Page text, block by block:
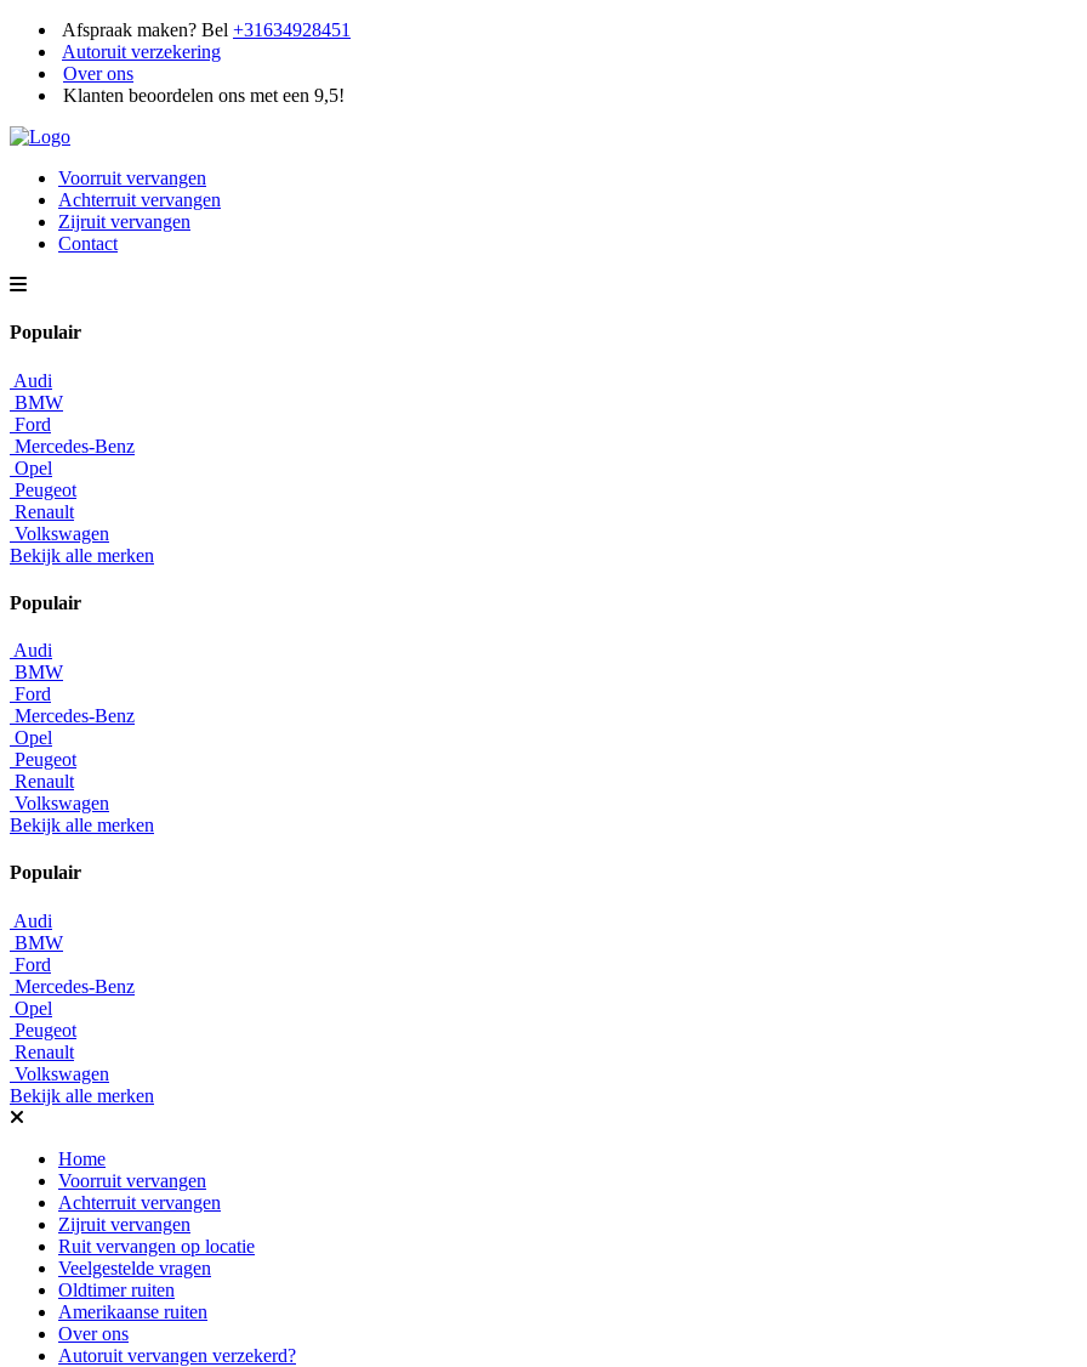
Afspraak maken? Bel +31634928451
Autoruit verzekering
Over ons
Klanten beoordelen ons met een 9,5!
Voorruit vervangen
Achterruit vervangen
Zijruit vervangen
Contact
Populair
Audi
BMW
Ford
Mercedes-Benz
Opel
Peugeot
Renault
Volkswagen
Bekijk alle merken
Populair
Audi
BMW
Ford
Mercedes-Benz
Opel
Peugeot
Renault
Volkswagen
Bekijk alle merken
Populair
Audi
BMW
Ford
Mercedes-Benz
Opel
Peugeot
Renault
Volkswagen
Bekijk alle merken
Home
Voorruit vervangen
Achterruit vervangen
Zijruit vervangen
Ruit vervangen op locatie
Veelgestelde vragen
Oldtimer ruiten
Amerikaanse ruiten
Over ons
Autoruit vervangen verzekerd?